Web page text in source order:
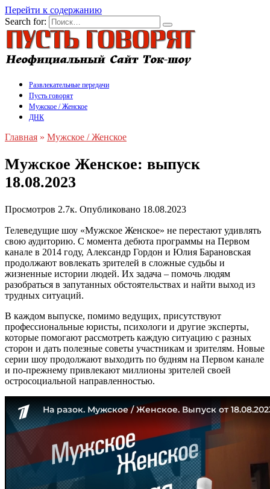
Перейти к содержанию
Search for:
Развлекательные передачи
Пусть говорят
Мужское / Женское
ДНК
Главная » Мужское / Женское
Мужское Женское: выпуск
18.08.2023
Просмотров 2.7к. Опубликовано 18.08.2023
Телеведущие шоу «Мужское Женское» не перестают удивлять
свою аудиторию. С момента дебюта программы на Первом
канале в 2014 году, Александр Гордон и Юлия Барановская
продолжают вовлекать зрителей в сложные судьбы и
жизненные истории людей. Их задача – помочь людям
разобраться в запутанных обстоятельствах и найти выход из
трудных ситуаций.
В каждом выпуске, помимо ведущих, присутствуют
профессиональные юристы, психологи и другие эксперты,
которые помогают рассмотреть каждую ситуацию с разных
сторон и дать полезные советы участникам и зрителям. Новые
серии шоу продолжают выходить по будням на Первом канале
и по-прежнему привлекают миллионы зрителей своей
остросоциальной направленностью.